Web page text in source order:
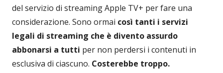
del servizio di streaming Apple TV+ per fare una
considerazione. Sono ormai così tanti i servizi
legali di streaming che è divento assurdo
abbonarsi a tutti per non perdersi i contenuti in
esclusiva di ciascuno. Costerebbe troppo.